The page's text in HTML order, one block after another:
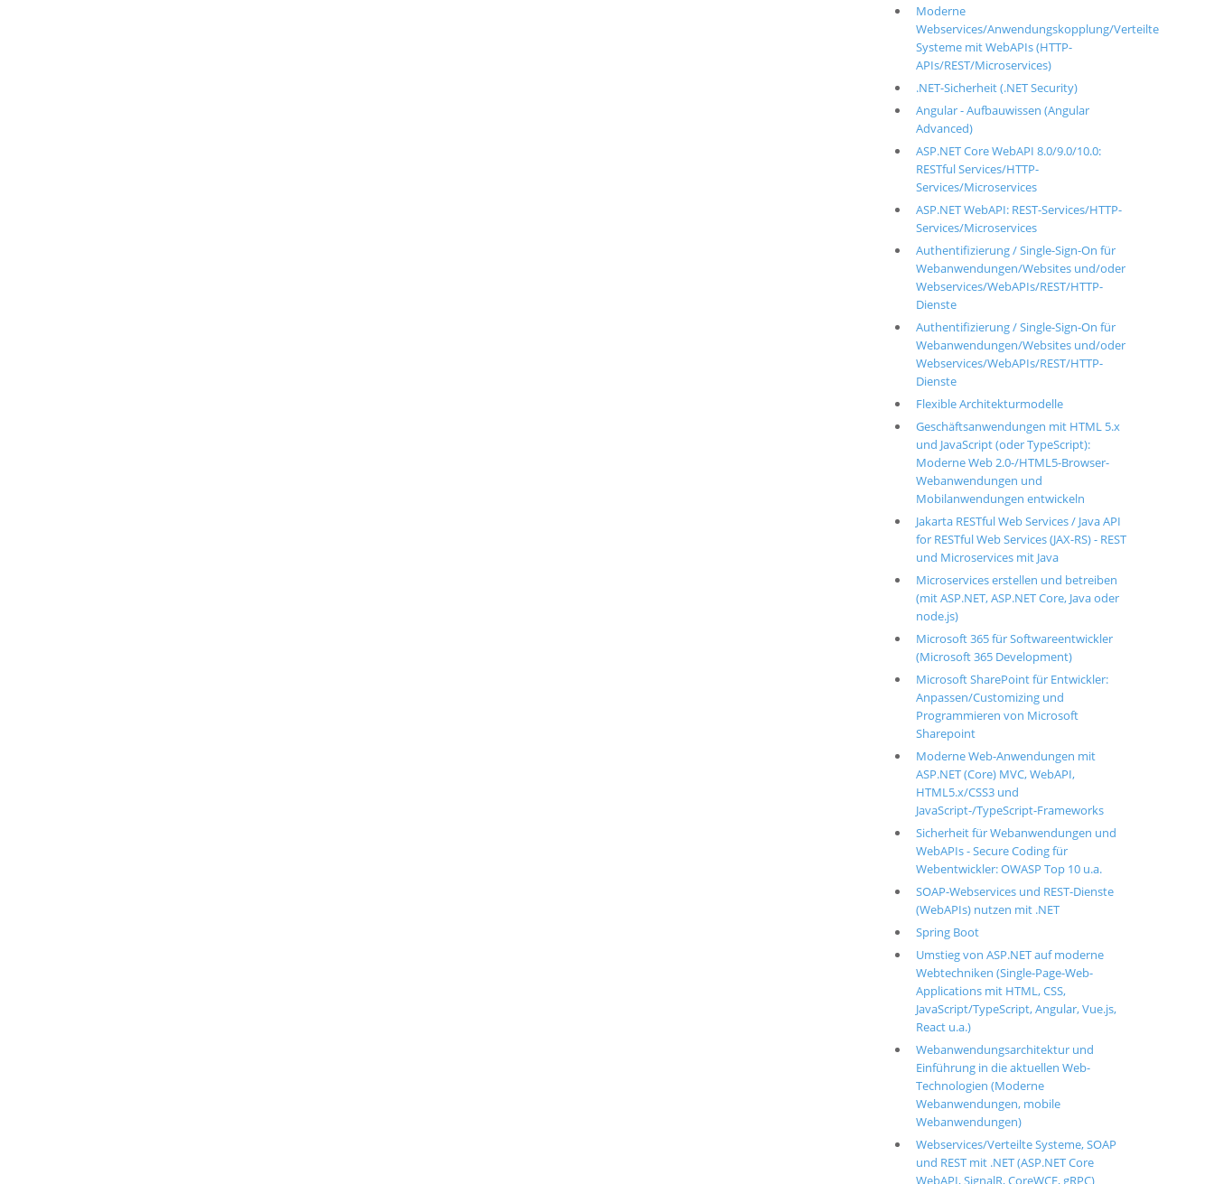
Moderne
Webservices/Anwendungskopplung/Verteilte
Systeme mit WebAPIs (HTTP-
APIs/REST/Microservices)
.NET-Sicherheit (.NET Security)
Angular - Aufbauwissen (Angular
Advanced)
ASP.NET Core WebAPI 8.0/9.0/10.0:
RESTful Services/HTTP-
Services/Microservices
ASP.NET WebAPI: REST-Services/HTTP-
Services/Microservices
Authentifizierung / Single-Sign-On für
Webanwendungen/Websites und/oder
Webservices/WebAPIs/REST/HTTP-
Dienste
Authentifizierung / Single-Sign-On für
Webanwendungen/Websites und/oder
Webservices/WebAPIs/REST/HTTP-
Dienste
Flexible Architekturmodelle
Geschäftsanwendungen mit HTML 5.x
und JavaScript (oder TypeScript):
Moderne Web 2.0-/HTML5-Browser-
Webanwendungen und
Mobilanwendungen entwickeln
Jakarta RESTful Web Services / Java API
for RESTful Web Services (JAX-RS) - REST
und Microservices mit Java
Microservices erstellen und betreiben
(mit ASP.NET, ASP.NET Core, Java oder
node.js)
Microsoft 365 für Softwareentwickler
(Microsoft 365 Development)
Microsoft SharePoint für Entwickler:
Anpassen/Customizing und
Programmieren von Microsoft
Sharepoint
Moderne Web-Anwendungen mit
ASP.NET (Core) MVC, WebAPI,
HTML5.x/CSS3 und
JavaScript-/TypeScript-Frameworks
Sicherheit für Webanwendungen und
WebAPIs - Secure Coding für
Webentwickler: OWASP Top 10 u.a.
SOAP-Webservices und REST-Dienste
(WebAPIs) nutzen mit .NET
Spring Boot
Umstieg von ASP.NET auf moderne
Webtechniken (Single-Page-Web-
Applications mit HTML, CSS,
JavaScript/TypeScript, Angular, Vue.js,
React u.a.)
Webanwendungsarchitektur und
Einführung in die aktuellen Web-
Technologien (Moderne
Webanwendungen, mobile
Webanwendungen)
Webservices/Verteilte Systeme, SOAP
und REST mit .NET (ASP.NET Core
WebAPI, SignalR, CoreWCF, gRPC)